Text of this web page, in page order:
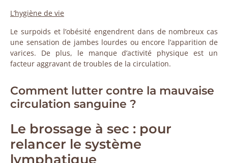
L’hygiène de vie
Le surpoids et l’obésité engendrent dans de nombreux cas
une sensation de jambes lourdes ou encore l’apparition de
varices. De plus, le manque d’activité physique est un
facteur aggravant de troubles de la circulation.
Comment lutter contre la mauvaise
circulation sanguine ?
Le brossage à sec : pour
relancer le système
lymphatique